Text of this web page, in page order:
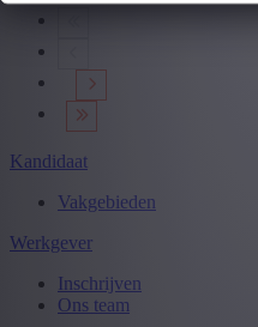
Kandidaat
Vakgebieden
Werkgever
Inschrijven
Ons team